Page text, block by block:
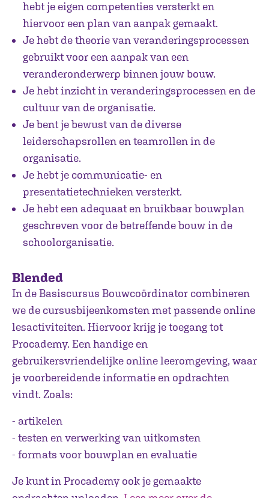
hebt je eigen competenties versterkt en
hiervoor een plan van aanpak gemaakt.
Je hebt de theorie van veranderingsprocessen
gebruikt voor een aanpak van een
veranderonderwerp binnen jouw bouw.
Je hebt inzicht in veranderingsprocessen en de
cultuur van de organisatie.
Je bent je bewust van de diverse
leiderschapsrollen en teamrollen in de
organisatie.
Je hebt je communicatie- en
presentatietechnieken versterkt.
Je hebt een adequaat en bruikbaar bouwplan
geschreven voor de betreffende bouw in de
schoolorganisatie.
Blended
In de Basiscursus Bouwcoördinator combineren
we de cursusbijeenkomsten met passende online
lesactiviteiten. Hiervoor krijg je toegang tot
Procademy. Een handige en
gebruikersvriendelijke online leeromgeving, waar
je voorbereidende informatie en opdrachten
vindt. Zoals:
- artikelen
- testen en verwerking van uitkomsten
- formats voor bouwplan en evaluatie
Je kunt in Procademy ook je gemaakte